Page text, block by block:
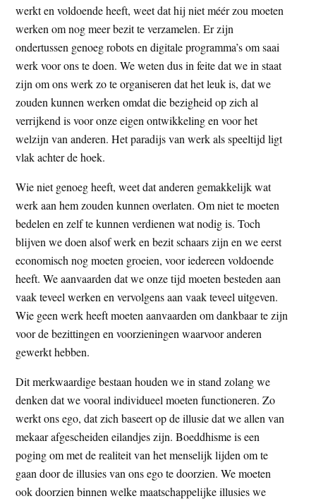
werkt en voldoende heeft, weet dat hij niet méér zou moeten
werken om nog meer bezit te verzamelen. Er zijn
ondertussen genoeg robots en digitale programma’s om saai
werk voor ons te doen. We weten dus in feite dat we in staat
zijn om ons werk zo te organiseren dat het leuk is, dat we
zouden kunnen werken omdat die bezigheid op zich al
verrijkend is voor onze eigen ontwikkeling en voor het
welzijn van anderen. Het paradijs van werk als speeltijd ligt
vlak achter de hoek.
Wie niet genoeg heeft, weet dat anderen gemakkelijk wat
werk aan hem zouden kunnen overlaten. Om niet te moeten
bedelen en zelf te kunnen verdienen wat nodig is. Toch
blijven we doen alsof werk en bezit schaars zijn en we eerst
economisch nog moeten groeien, voor iedereen voldoende
heeft. We aanvaarden dat we onze tijd moeten besteden aan
vaak teveel werken en vervolgens aan vaak teveel uitgeven.
Wie geen werk heeft moeten aanvaarden om dankbaar te zijn
voor de bezittingen en voorzieningen waarvoor anderen
gewerkt hebben.
Dit merkwaardige bestaan houden we in stand zolang we
denken dat we vooral individueel moeten functioneren. Zo
werkt ons ego, dat zich baseert op de illusie dat we allen van
mekaar afgescheiden eilandjes zijn. Boeddhisme is een
poging om met de realiteit van het menselijk lijden om te
gaan door de illusies van ons ego te doorzien. We moeten
ook doorzien binnen welke maatschappelijke illusies we